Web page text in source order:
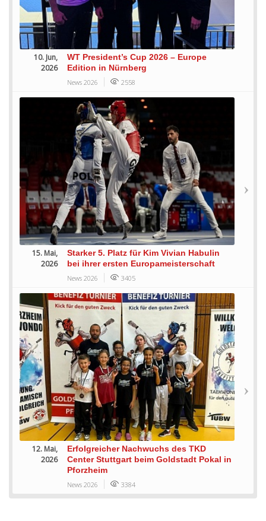
10. Jun,
2026
WT President’s Cup 2026 – Europe
Edition in Nürnberg
News 2026 2558
15. Mai,
2026
Starker 5. Platz für Kim Vivian Habulin
bei ihrer ersten Europameisterschaft
News 2026 3405
12. Mai,
2026
Erfolgreicher Nachwuchs des TKD
Center Stuttgart beim Goldstadt Pokal in
Pforzheim
News 2026 3384